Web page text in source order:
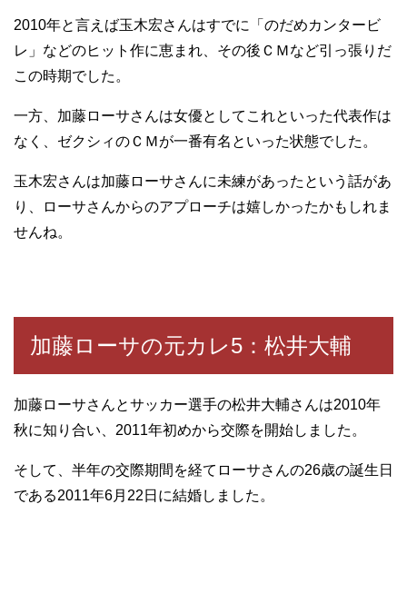
2010年と言えば玉木宏さんはすでに「のだめカンタービ
レ」などのヒット作に恵まれ、その後ＣＭなど引っ張りだ
この時期でした。
一方、加藤ローサさんは女優としてこれといった代表作は
なく、ゼクシィのＣＭが一番有名といった状態でした。
玉木宏さんは加藤ローサさんに未練があったという話があ
り、ローサさんからのアプローチは嬉しかったかもしれま
せんね。
加藤ローサの元カレ5：松井大輔
加藤ローサさんとサッカー選手の松井大輔さんは2010年
秋に知り合い、2011年初めから交際を開始しました。
そして、半年の交際期間を経てローサさんの26歳の誕生日
である2011年6月22日に結婚しました。